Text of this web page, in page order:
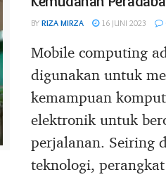
BY RIZA MIRZA 16 JUNI 2023
Mobile computing
digunakan untuk
kemampuan
elektronik untuk
perjalanan. Seiring
teknologi,